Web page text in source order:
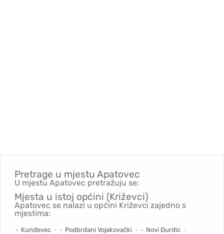
Pretrage u mjestu Apatovec
U mjestu Apatovec pretražuju se:
Mjesta u istoj općini (Križevci)
Apatovec se nalazi u općini Križevci zajedno s
mjestima:
Kunđevec Podbrđani Vojakovački
Novi Đurđic